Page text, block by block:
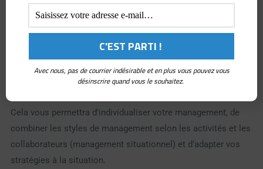
management bienveillantne se suffit pas à lui seul. Il nous
à identifier leur motivation et également à connaitre leurs
missions en terme d’activité.
Cela vous permettra d’individualiser votre management, de
combiner les styles de management selon les activités et les
collaborateurs (management situationnel) et d’adapter vos
stratégies à la situation.
Avec nous, pas de courrier indésirable et en plus vous pouvez vous
désinscrire quand vous le souhaitez.